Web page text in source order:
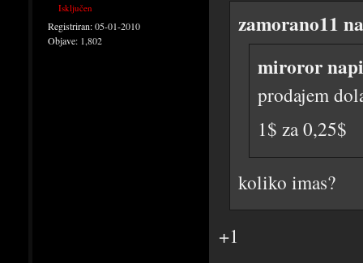
Isključen
Registriran:05-01-2010
Objave: 1,802
zamorano11
miroror
prodajem
1$ za 0,25$
koliko imas?
+1